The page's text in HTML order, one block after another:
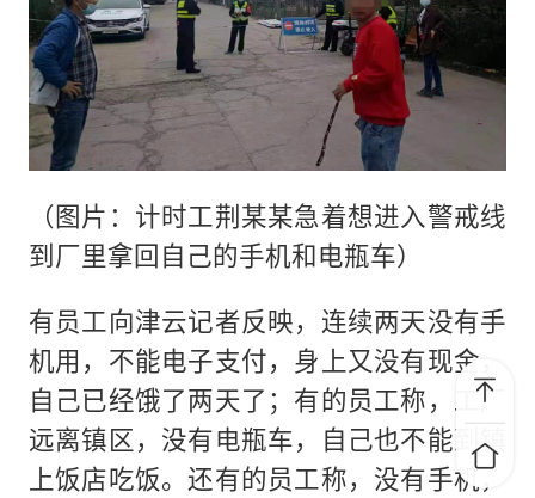
（图片：计时工荆某某急着想进入警戒线
到厂里拿回自己的手机和电瓶车）
有员工向津云记者反映，连续两天没有手
机用，不能电子支付，身上又没有现金，
自己已经饿了两天了；有的员工称，工厂
远离镇区，没有电瓶车，自己也不能到镇
上饭店吃饭。还有的员工称，没有手机，